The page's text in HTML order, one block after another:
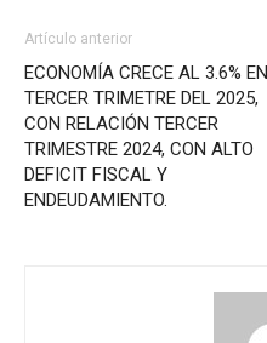
Artículo anterior
ECONOMÍA CRECE AL 3.6% EN
TERCER TRIMETRE DEL 2025,
CON RELACIÓN TERCER
TRIMESTRE 2024, CON ALTO
DEFICIT FISCAL Y
ENDEUDAMIENTO.